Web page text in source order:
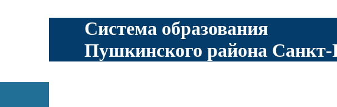
Система образования
Пушкинского района Санкт-